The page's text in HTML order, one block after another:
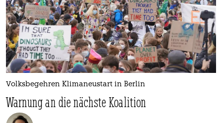
Volksbegehren Klimaneustart in Berlin
Warnung an die nächste Koalition